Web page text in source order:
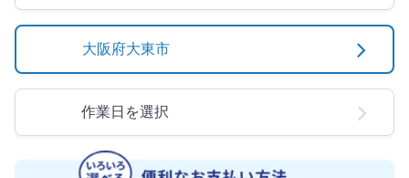
大阪府大東市
作業日を選択